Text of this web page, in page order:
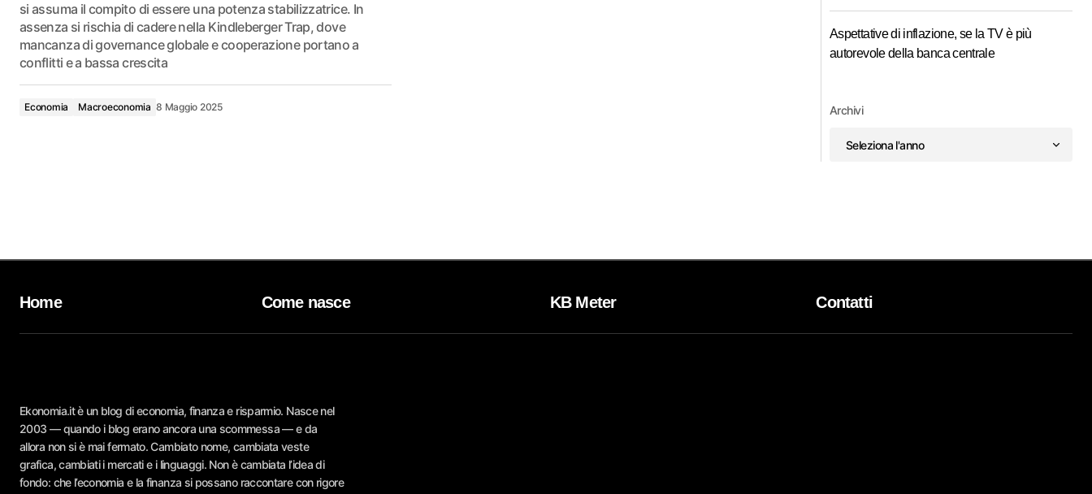
si assuma il compito di essere una potenza stabilizzatrice. In
assenza si rischia di cadere nella Kindleberger Trap, dove
mancanza di governance globale e cooperazione portano a
conflitti e a bassa crescita
Economia Macroeconomia 8 Maggio 2025
Aspettative di inflazione, se la TV è più
autorevole della banca centrale
Archivi
Ekonomia.it è un blog di economia, finanza e risparmio. Nasce nel
2003 — quando i blog erano ancora una scommessa — e da
allora non si è mai fermato. Cambiato nome, cambiata veste
grafica, cambiati i mercati e i linguaggi. Non è cambiata l’idea di
fondo: che l’economia e la finanza si possano raccontare con rigore
Home Come nasce KB Meter Contatti